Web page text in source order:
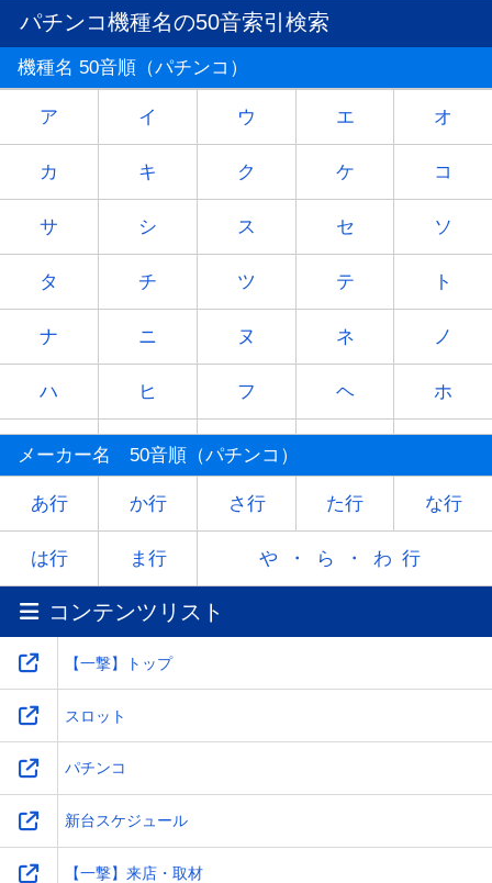
パチンコ機種名の50音索引検索
機種名 50音順（パチンコ）
ア イ ウ エ オ
カ キ ク ケ コ
サ シ ス セ ソ
タ チ ツ テ ト
ナ ニ ヌ ネ ノ
ハ ヒ フ ヘ ホ
マ ミ ム
ヤ - ユ - ヨ
ラ リ レ
ワ -
メーカー名 50音順（パチンコ）
あ行 か行 さ行 た行 な行
は行 ま行 や・ら・わ行
コンテンツリスト
【一撃】トップ
スロット
パチンコ
新台スケジュール
【一撃】来店・取材